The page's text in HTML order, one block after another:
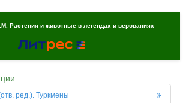
Растения и животные в легендах и верованиях
ред.). Туркмены